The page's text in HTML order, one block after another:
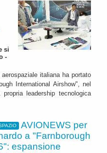
si
-
italiana ha portato
International Airshow", nel
leadership tecnologica
AVIONEWS per
a "Farnborough
espansione